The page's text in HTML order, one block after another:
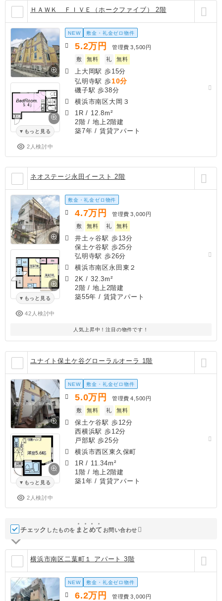
ＨＡＷＫ ＦＩＶＥ（ホークファイブ） 2階
もっと見る
2人検討中
NEW 敷金・礼金ゼロ物件
5.2万円 管理費 3,500円
敷
無料 礼 無料
上大岡駅 歩15分
弘明寺駅 歩10分
磯子駅 歩38分
横浜市南区大岡３
1R / 12.8m²
2階 / 地上2階建
築7年 / 賃貸アパート
ネオステージ永田イースト 2階
もっと見る
42人検討中
敷金・礼金ゼロ物件
4.7万円 管理費 3,000円
敷
無料 礼 無料
井土ヶ谷駅 歩13分
保土ケ谷駅 歩25分
弘明寺駅 歩26分
横浜市南区永田東２
2K /32.3m²
2階 / 地上2階建
築55年 / 賃貸アパート
人気上昇中！注目の物件です！
ユナイト保土ケ谷グローラルオーラ 1階
もっと見る
2人検討中
NEW 敷金・礼金ゼロ物件
5.0万円 管理費 4,500円
敷
無料 礼 無料
保土ケ谷駅 歩12分
西横浜駅 歩12分
戸部駅 歩25分
横浜市西区東久保町
1R / 11.34m²
1階 / 地上2階建
築1年 / 賃貸アパート
チェック したものを ま と めて お問い合わせ
横浜市南区二葉町１ アパート 3階
NEW 敷金・礼金ゼロ物件
6.2万円 管理費 3,000円